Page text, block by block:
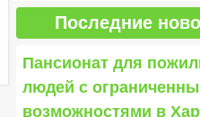
Последние
Пансионат для
людей с
возможностями в